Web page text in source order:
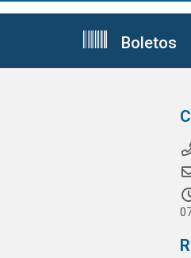
Boletos